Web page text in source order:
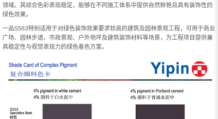
领域。其综合色彩表现稳定，能够在不同施工体系中提供自然鲜艳且具有装饰性的
绿色效果。
一品S563特别适用于对绿色装饰效果要求较高的建筑及园林景观工程，可用于商业
广场、园林步道、市政景观、户外地坪及建筑装饰材料等场景，为工程项目提供兼
具稳定性与视觉表现力的绿色着色方案。